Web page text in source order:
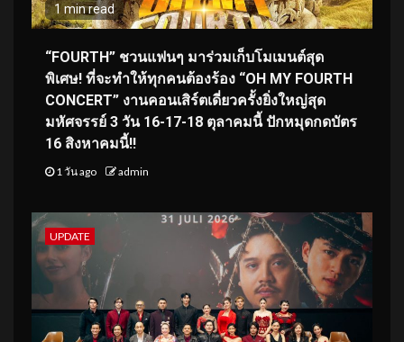
1 min read
“FOURTH” ชวนแฟนๆ มาร่วมเก็บโมเมนต์สุด
พิเศษ! ที่จะทำให้ทุกคนต้องร้อง “OH MY FOURTH
CONCERT” งานคอนเสิร์ตเดี่ยวครั้งยิ่งใหญ่สุด
มหัศจรรย์ 3 วัน 16-17-18 ตุลาคมนี้ ปักหมุดกดบัตร
16 สิงหาคมนี้!!
1 วัน ago admin
UPDATE